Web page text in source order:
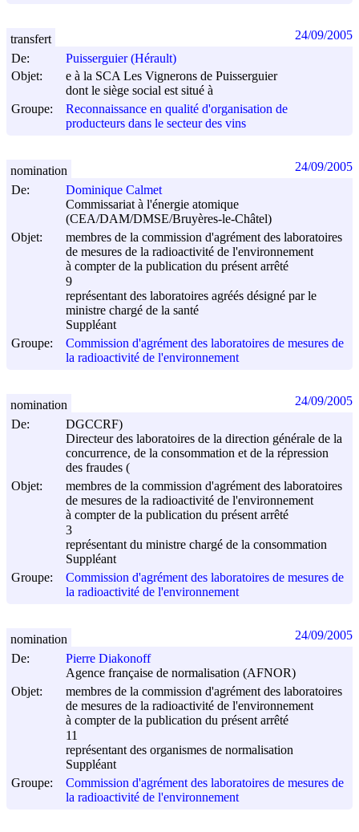
De:
Puisserguier (Hérault)
Objet:
e à la SCA Les Vignerons de Puisserguier
dont le siège social est situé à
Groupe:
Reconnaissance en qualité d'organisation de
producteurs dans le secteur des vins
transfert 24/09/2005
De:
Dominique Calmet
Commissariat à l'énergie atomique
(CEA/DAM/DMSE/Bruyères-le-Châtel)
Objet:
membres de la commission d'agrément des laboratoires
de mesures de la radioactivité de l'environnement
à compter de la publication du présent arrêté
9
représentant des laboratoires agréés désigné par le
ministre chargé de la santé
Suppléant
Groupe:
Commission d'agrément des laboratoires de mesures de
la radioactivité de l'environnement
nomination 24/09/2005
De:
DGCCRF)
Directeur des laboratoires de la direction générale de la
concurrence, de la consommation et de la répression
des fraudes (
Objet:
membres de la commission d'agrément des laboratoires
de mesures de la radioactivité de l'environnement
à compter de la publication du présent arrêté
3
représentant du ministre chargé de la consommation
Suppléant
Groupe:
Commission d'agrément des laboratoires de mesures de
la radioactivité de l'environnement
nomination 24/09/2005
De:
Pierre Diakonoff
Agence française de normalisation (AFNOR)
Objet:
membres de la commission d'agrément des laboratoires
de mesures de la radioactivité de l'environnement
à compter de la publication du présent arrêté
11
représentant des organismes de normalisation
Suppléant
Groupe:
Commission d'agrément des laboratoires de mesures de
la radioactivité de l'environnement
nomination 24/09/2005